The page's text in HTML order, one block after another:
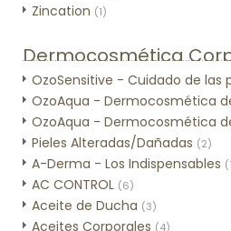
Zincation (1)
Dermocosmética
OzoSensitive - Cuidado de las
OzoAqua - Dermocosmética
OzoAqua - Dermocosmética
Pieles Alteradas/Dañadas (2)
A-Derma - Los Indispensables
AC CONTROL (6)
Aceite de Ducha (3)
Aceites Corporales (4)